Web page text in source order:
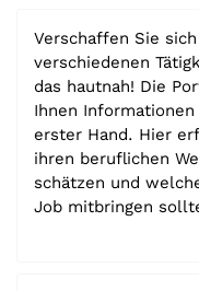
Verschaffen Sie
verschiedenen
das hautnah! Die
Ihnen
erster Hand. Hier
ihren beruflichen
schätzen und
Job mitbringen